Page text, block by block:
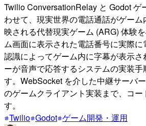
Twilio ConversationRelay と Godot ゲ
わせて、現実世界の電話通話がゲー
映される代替現実ゲーム (ARG) 体験
ム画面に表示された電話番号に実際
認識によってゲーム内に字幕が表示
ーが音声で応答するシステムの実装手
す。WebSocket を介した中継サーバ
のゲームクライアント実装まで、コー
す。
Twilio Godot ゲーム開発・運用